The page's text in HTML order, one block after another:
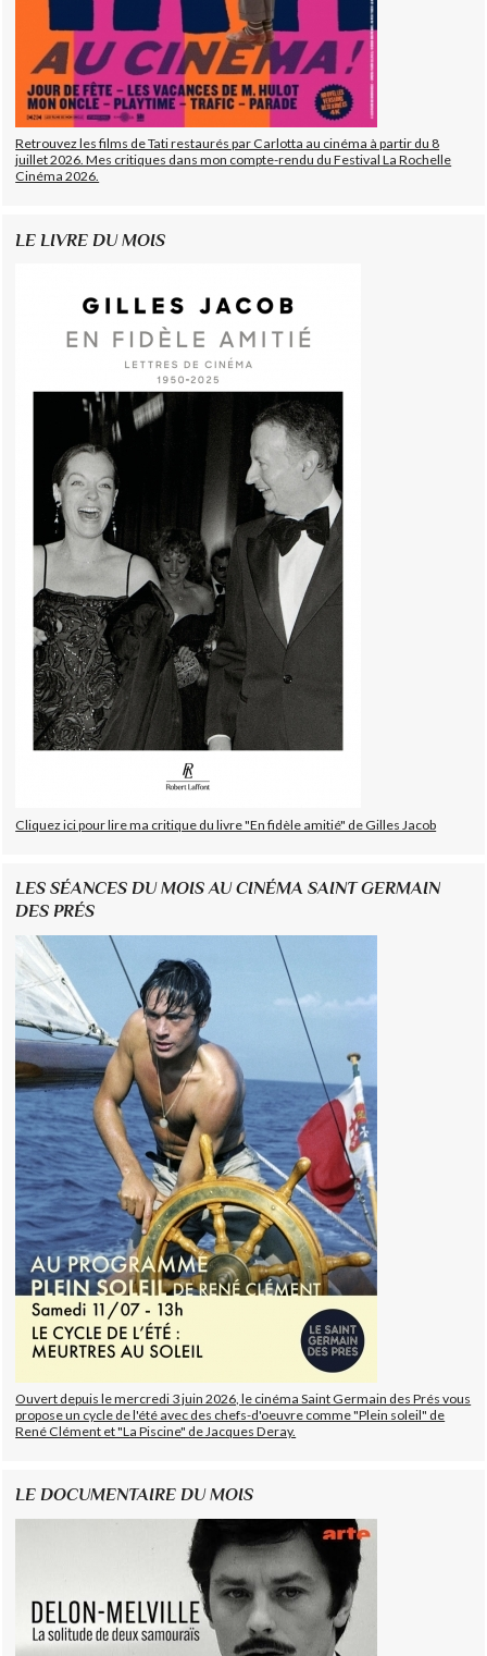
Retrouvez les films de Tati restaurés par Carlotta au cinéma à partir du 8
juillet 2026. Mes critiques dans mon compte-rendu du Festival La Rochelle
Cinéma 2026.
LE LIVRE DU MOIS
Cliquez ici pour lire ma critique du livre "En fidèle amitié" de Gilles Jacob
LES SÉANCES DU MOIS AU CINÉMA SAINT GERMAIN
DES PRÉS
Ouvert depuis le mercredi 3 juin 2026, le cinéma Saint Germain des Prés vous
propose un cycle de l'été avec des chefs-d'oeuvre comme "Plein soleil" de
René Clément et "La Piscine" de Jacques Deray.
LE DOCUMENTAIRE DU MOIS